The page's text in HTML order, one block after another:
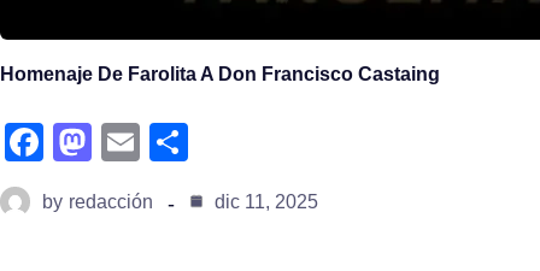
Homenaje De Farolita A Don Francisco Castaing
fa
e
m
st
e
ail ar
by redacción dic 11, 2025